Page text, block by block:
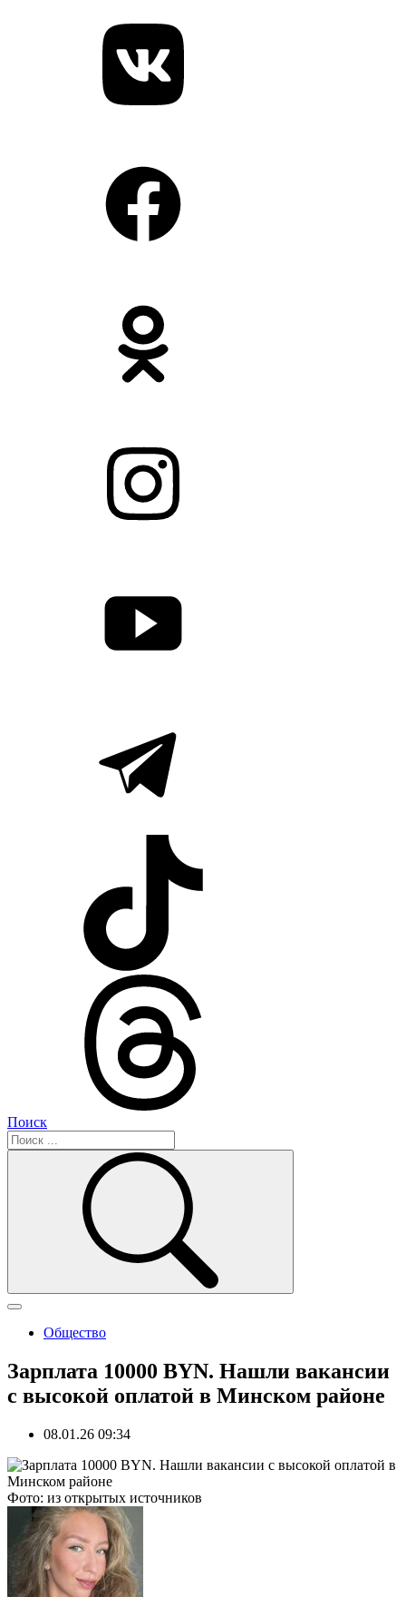
Поиск
Общество
Зарплата 10000 BYN. Нашли вакансии
с высокой оплатой в Минском районе
08.01.26 09:34
Фото: из открытых источников